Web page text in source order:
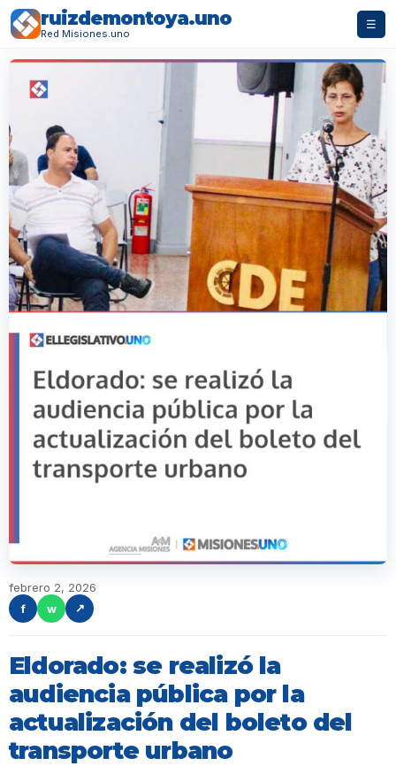
ruizdemontoya.uno
Red Misiones.uno
☰
febrero 2, 2026
f
w ↗
Eldorado: se realizó la
audiencia pública por la
actualización del boleto del
transporte urbano